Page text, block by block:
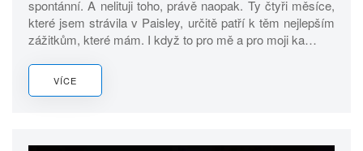
spontánní. A nelituji toho, právě naopak. Ty čtyři měsíce,
které jsem strávila v Paisley, určitě patří k těm nejlepším
zážitkům, které mám. I když to pro mě a pro moji ka…
VÍCE